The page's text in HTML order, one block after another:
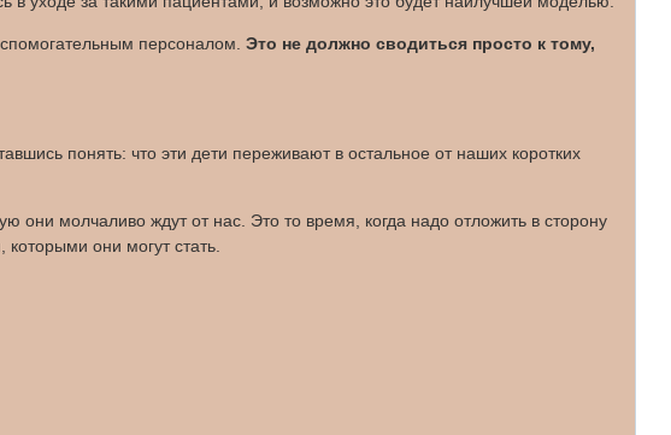
персоналом. Это не должно сводиться просто к тому,
понять: что эти дети переживают в остальное от наших коротких
они молчаливо ждут от нас. Это то время, когда надо отложить в сторону
они могут стать.